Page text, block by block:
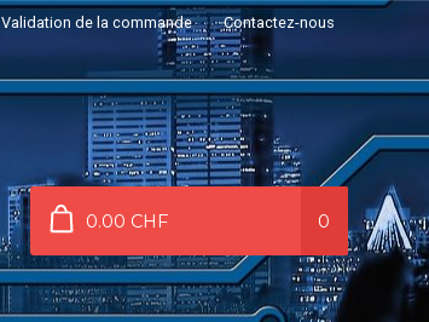
Validation de la commande Contactez-nous
0.00 CHF 0